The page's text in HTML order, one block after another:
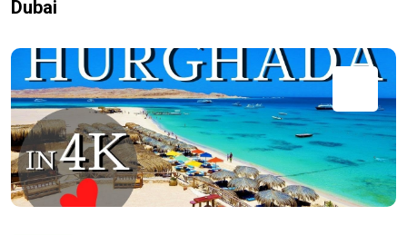
Dubai